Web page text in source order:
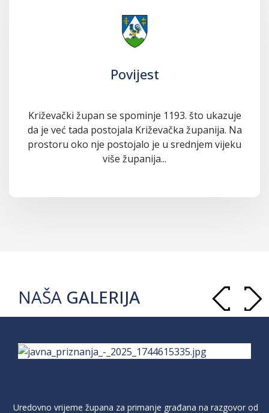
Povijest
Križevački župan se spominje 1193. što ukazuje
da je već tada postojala Križevačka županija. Na
prostoru oko nje postojalo je u srednjem vijeku
više županija...
NAŠA GALERIJA
Uredovno vrijeme župana za primanje građana na razgovor od